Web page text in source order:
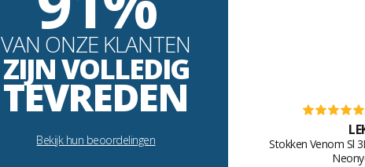
VAN ONZE KLANTEN
ZIJN VOLLEDIG
TEVREDEN
Bekijk hun beoordelingen
Stokken Venom Sl